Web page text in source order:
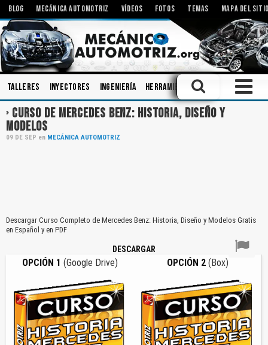
BLOG MECÁNICA AUTOMOTRIZ VÍDEOS FOTOS TEMAS MAPA DEL
Talleres Inyectores Ingeniería Herramientas Engranajes
CURSO DE MERCEDES BENZ: HISTORIA, DISEÑO Y
MODELOS
09 DE SEP en MECÁNICA AUTOMOTRIZ
Descargar Curso Completo de Mercedes Benz: Historia, Diseño y Modelos Gratis
en Español y en PDF
DESCARGAR
OPCIÓN 1 (Google Drive) OPCIÓN 2(Box)